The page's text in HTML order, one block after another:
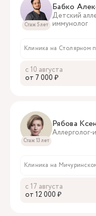
Стаж 5 лет
Бабко
Детский
иммунолог
Клиника на Столярном
с 10 августа
oт 7 000 ₽
Стаж 13 лет
Рябова
Аллерголог-
Клиника на
с 17 августа
oт 12 000 ₽